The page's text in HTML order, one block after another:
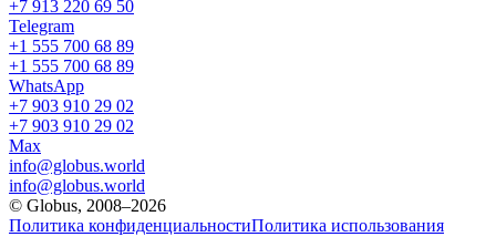
+7 913 220 69 50
Telegram
+1 555 700 68 89
+1 555 700 68 89
WhatsApp
+7 903 910 29 02
+7 903 910 29 02
Max
info@globus.world
info@globus.world
© Globus, 2008–2026
Политика конфиденциальностиПолитика использования